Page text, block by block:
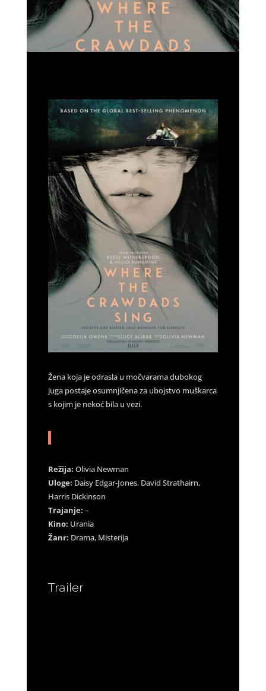
Žena koja je odrasla u močvarama dubokog
juga postaje osumnjičena za ubojstvo muškarca
s kojim je nekoć bila u vezi.
Režija: Olivia Newman
Uloge: Daisy Edgar-Jones, David Strathairn,
Harris Dickinson
Trajanje: –
Kino: Urania
Žanr: Drama, Misterija
Trailer